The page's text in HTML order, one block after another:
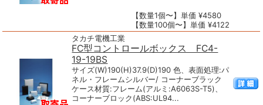
【数量1個〜】単価 ¥4580
【数量100個〜】単価 ¥4122
タカチ電機工業
FC型コントロールボックス FC4-
19-19BS
サイズ(W)190(H)37.9(D)190 色、表面処理:パ
ネル・フレームシルバー/ コーナーブラック
ケース材質:フレーム(アルミ:A6063S-T5)、
コーナーブロック(ABS:UL94...